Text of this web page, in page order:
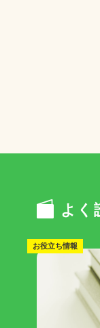
よく
お役立ち情報